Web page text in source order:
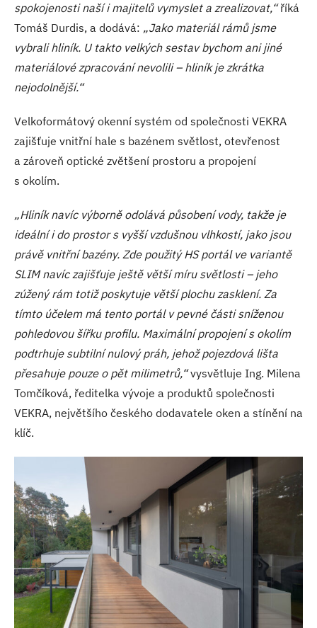
spokojenosti naší i majitelů vymyslet a zrealizovat,“říká
Tomáš Durdis, a dodává: „Jako materiál rámů jsme
vybrali hliník. U takto velkých sestav bychom ani jiné
materiálové zpracování nevolili – hliník je zkrátka
nejodolnější.“
Velkoformátový okenní systém od společnosti VEKRA
zajišťuje vnitřní hale s bazénem světlost, otevřenost
a zároveň optické zvětšení prostoru a propojení
s okolím.
„Hliník navíc výborně odolává působení vody, takže je
ideální i do prostor s vyšší vzdušnou vlhkostí, jako jsou
právě vnitřní bazény. Zde použitý HS portál ve variantě
SLIM navíc zajišťuje ještě větší míru světlosti – jeho
zúžený rám totiž poskytuje větší plochu zasklení. Za
tímto účelem má tento portál v pevné části sníženou
pohledovou šířku profilu. Maximální propojení s okolím
podtrhuje subtilní nulový práh, jehož pojezdová lišta
přesahuje pouze o pět milimetrů,“vysvětluje Ing. Milena
Tomčíková, ředitelka vývoje a produktů společnosti
VEKRA, největšího českého dodavatele oken a stínění na
klíč.